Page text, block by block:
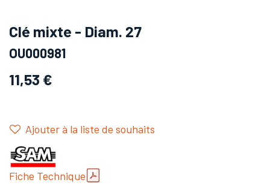
Clé mixte - Diam. 27
OU000981
11,53 €
Ajouter à la liste de souhaits
Fiche Technique